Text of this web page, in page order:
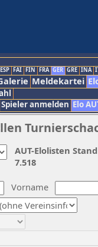
ESP FAI FIN FRA GER GRE INA
Meldekartei
Spieler anmelden Elo
Vorname
AUT-Elolisten
7.518